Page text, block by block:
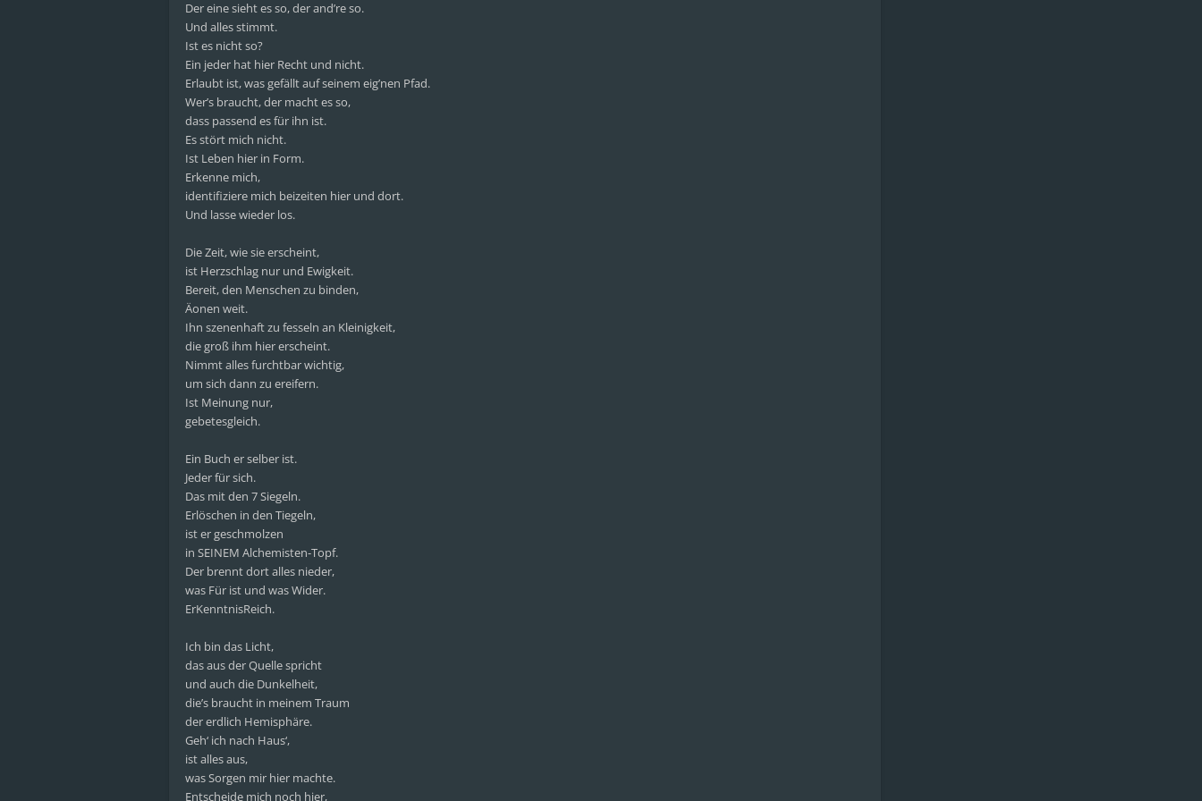
Der eine sieht es so, der and’re so.
Und alles stimmt.
Ist es nicht so?
Ein jeder hat hier Recht und nicht.
Erlaubt ist, was gefällt auf seinem eig’nen Pfad.
Wer’s braucht, der macht es so,
dass passend es für ihn ist.
Es stört mich nicht.
Ist Leben hier in Form.
Erkenne mich,
identifiziere mich beizeiten hier und dort.
Und lasse wieder los.
Die Zeit, wie sie erscheint,
ist Herzschlag nur und Ewigkeit.
Bereit, den Menschen zu binden,
Äonen weit.
Ihn szenenhaft zu fesseln an Kleinigkeit,
die groß ihm hier erscheint.
Nimmt alles furchtbar wichtig,
um sich dann zu ereifern.
Ist Meinung nur,
gebetesgleich.
Ein Buch er selber ist.
Jeder für sich.
Das mit den 7 Siegeln.
Erlöschen in den Tiegeln,
ist er geschmolzen
in SEINEM Alchemisten-Topf.
Der brennt dort alles nieder,
was Für ist und was Wider.
ErKenntnisReich.
Ich bin das Licht,
das aus der Quelle spricht
und auch die Dunkelheit,
die’s braucht in meinem Traum
der erdlich Hemisphäre.
Geh‘ ich nach Haus‘,
ist alles aus,
was Sorgen mir hier machte.
Entscheide mich noch hier,